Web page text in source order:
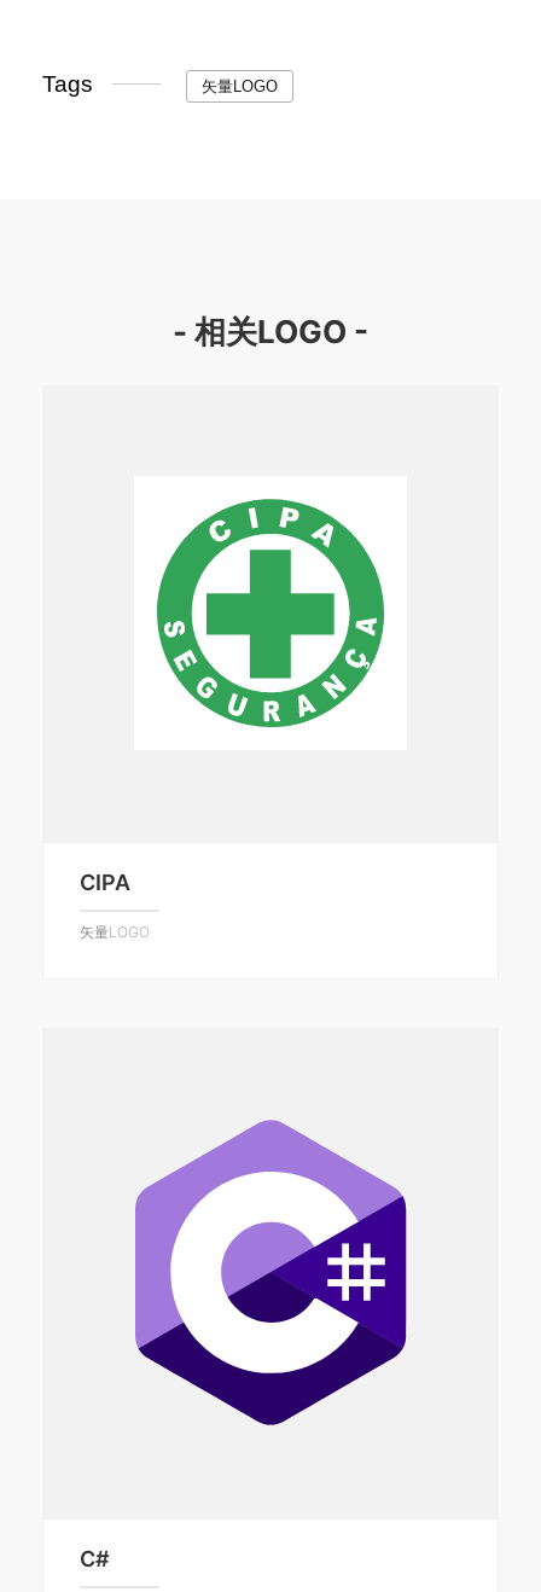
Tags 矢量LOGO
- 相关LOGO -
CIPA
矢量LOGO
C#